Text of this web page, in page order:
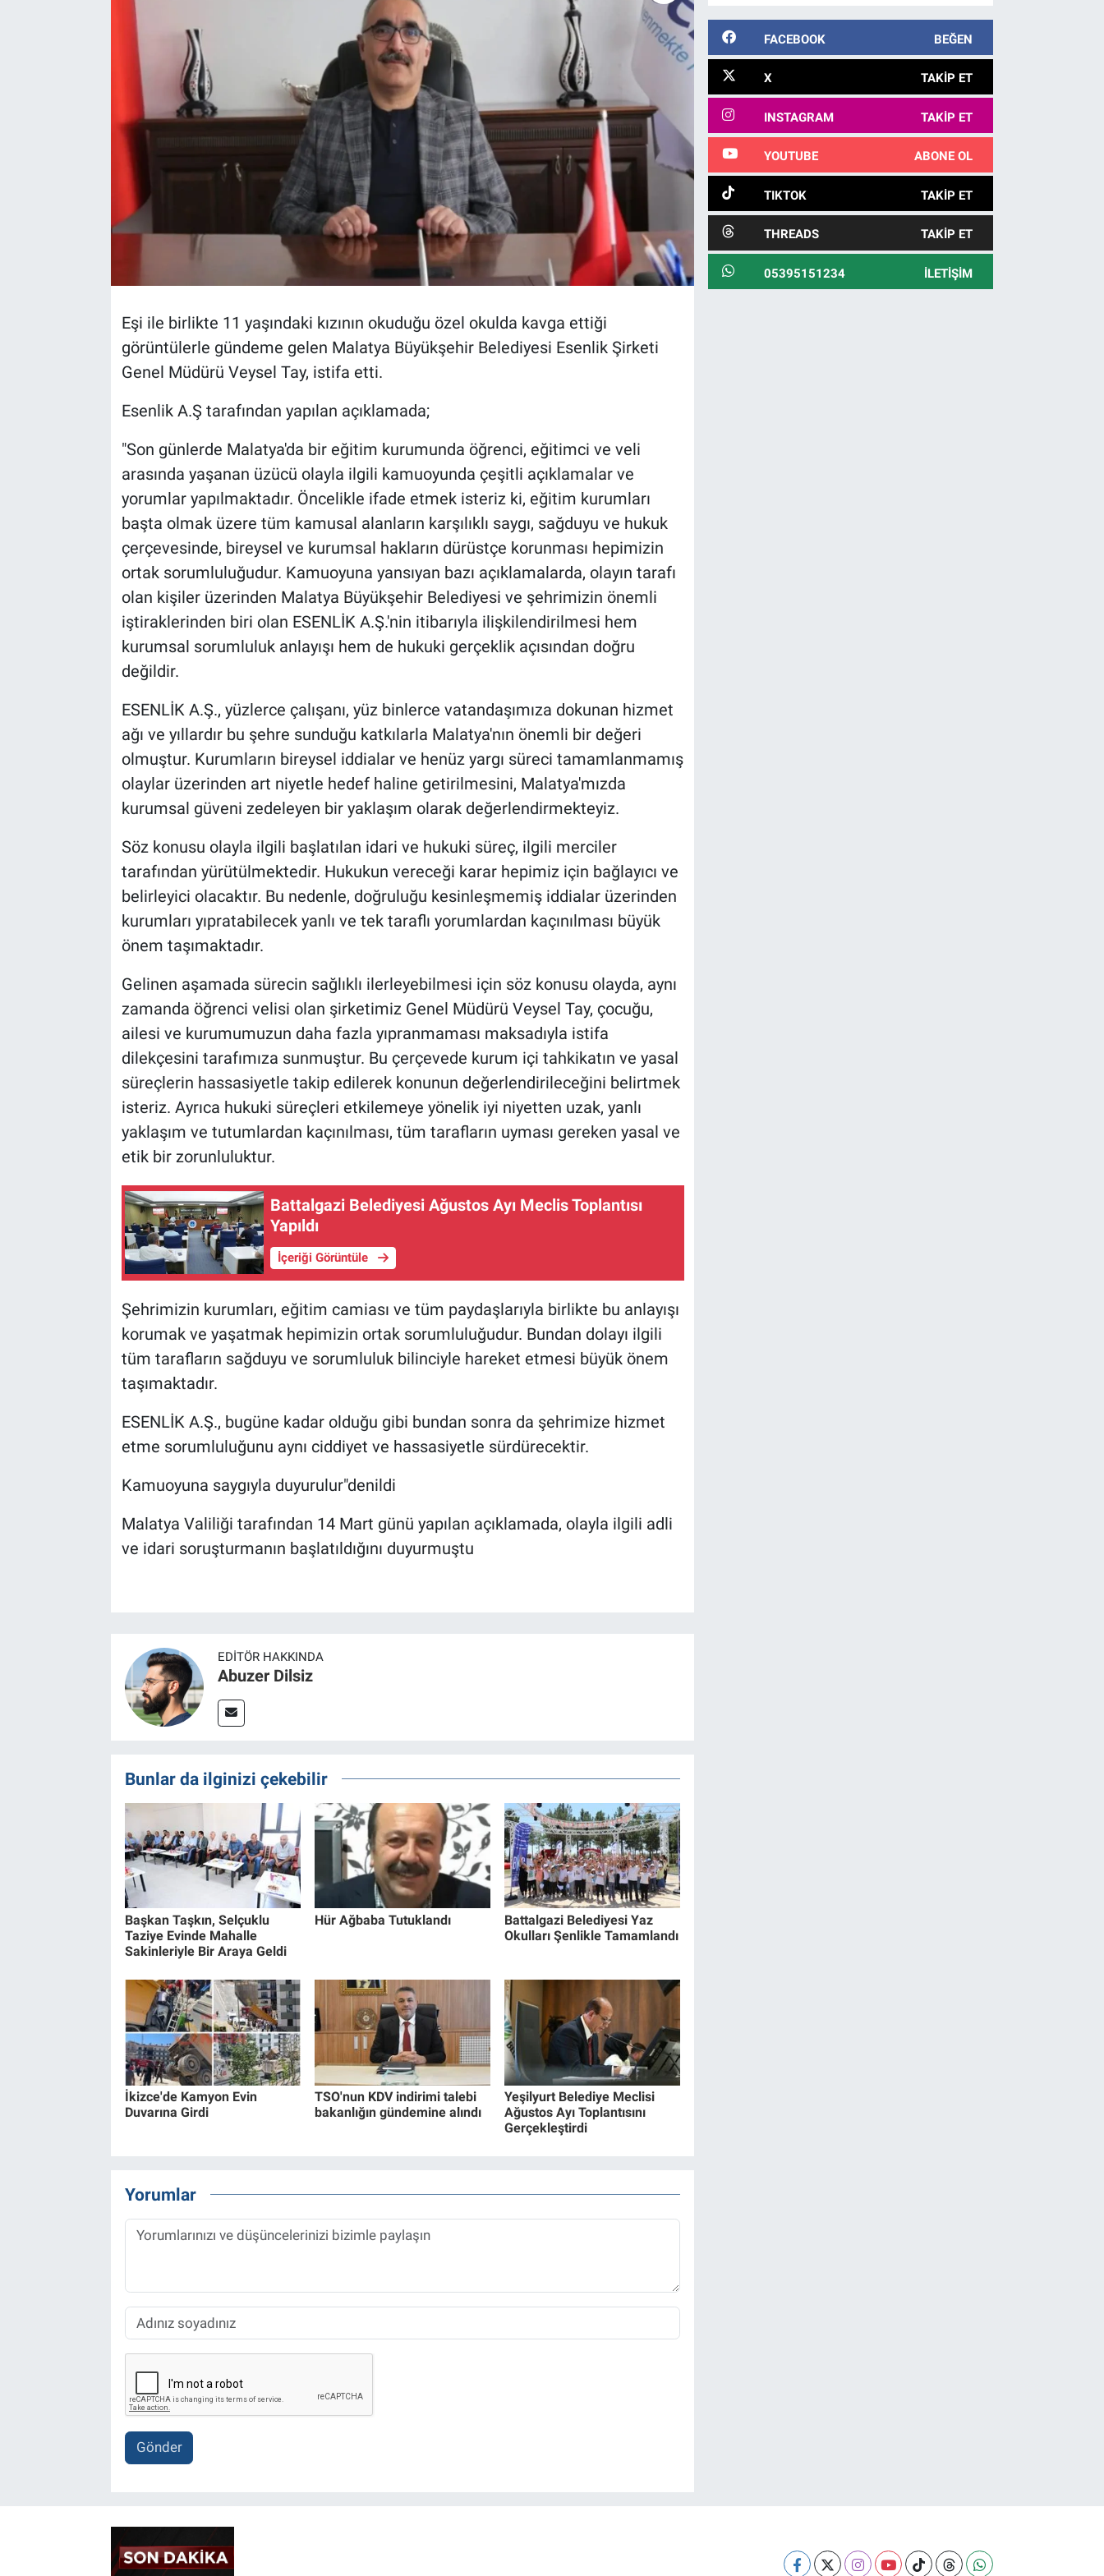
Eşi ile birlikte 11 yaşındaki kızının okuduğu özel okulda kavga ettiği
görüntülerle gündeme gelen Malatya Büyükşehir Belediyesi Esenlik Şirketi
Genel Müdürü Veysel Tay, istifa etti.
Esenlik A.Ş tarafından yapılan açıklamada;
"Son günlerde Malatya'da bir eğitim kurumunda öğrenci, eğitimci ve veli
arasında yaşanan üzücü olayla ilgili kamuoyunda çeşitli açıklamalar ve
yorumlar yapılmaktadır. Öncelikle ifade etmek isteriz ki, eğitim kurumları
başta olmak üzere tüm kamusal alanların karşılıklı saygı, sağduyu ve hukuk
çerçevesinde, bireysel ve kurumsal hakların dürüstçe korunması hepimizin
ortak sorumluluğudur. Kamuoyuna yansıyan bazı açıklamalarda, olayın tarafı
olan kişiler üzerinden Malatya Büyükşehir Belediyesi ve şehrimizin önemli
iştiraklerinden biri olan ESENLİK A.Ş.'nin itibarıyla ilişkilendirilmesi hem
kurumsal sorumluluk anlayışı hem de hukuki gerçeklik açısından doğru
değildir.
ESENLİK A.Ş., yüzlerce çalışanı, yüz binlerce vatandaşımıza dokunan hizmet
ağı ve yıllardır bu şehre sunduğu katkılarla Malatya'nın önemli bir değeri
olmuştur. Kurumların bireysel iddialar ve henüz yargı süreci tamamlanmamış
olaylar üzerinden art niyetle hedef haline getirilmesini, Malatya'mızda
kurumsal güveni zedeleyen bir yaklaşım olarak değerlendirmekteyiz.
Söz konusu olayla ilgili başlatılan idari ve hukuki süreç, ilgili merciler
tarafından yürütülmektedir. Hukukun vereceği karar hepimiz için bağlayıcı ve
belirleyici olacaktır. Bu nedenle, doğruluğu kesinleşmemiş iddialar üzerinden
kurumları yıpratabilecek yanlı ve tek taraflı yorumlardan kaçınılması büyük
önem taşımaktadır.
Gelinen aşamada sürecin sağlıklı ilerleyebilmesi için söz konusu olayda, aynı
zamanda öğrenci velisi olan şirketimiz Genel Müdürü Veysel Tay, çocuğu,
ailesi ve kurumumuzun daha fazla yıpranmaması maksadıyla istifa
dilekçesini tarafımıza sunmuştur. Bu çerçevede kurum içi tahkikatın ve yasal
süreçlerin hassasiyetle takip edilerek konunun değerlendirileceğini belirtmek
isteriz. Ayrıca hukuki süreçleri etkilemeye yönelik iyi niyetten uzak, yanlı
yaklaşım ve tutumlardan kaçınılması, tüm tarafların uyması gereken yasal ve
etik bir zorunluluktur.
Battalgazi Belediyesi Ağustos Ayı Meclis Toplantısı
Yapıldı
İçeriği Görüntüle
Şehrimizin kurumları, eğitim camiası ve tüm paydaşlarıyla birlikte bu anlayışı
korumak ve yaşatmak hepimizin ortak sorumluluğudur. Bundan dolayı ilgili
tüm tarafların sağduyu ve sorumluluk bilinciyle hareket etmesi büyük önem
taşımaktadır.
ESENLİK A.Ş., bugüne kadar olduğu gibi bundan sonra da şehrimize hizmet
etme sorumluluğunu aynı ciddiyet ve hassasiyetle sürdürecektir.
Kamuoyuna saygıyla duyurulur"denildi
Malatya Valiliği tarafından 14 Mart günü yapılan açıklamada, olayla ilgili adli
ve idari soruşturmanın başlatıldığını duyurmuştu
EDITÖR HAKKINDA
Abuzer Dilsiz
Bunlar da ilginizi çekebilir
Başkan Taşkın, Selçuklu
Taziye Evinde Mahalle
Sakinleriyle Bir Araya Geldi
Hür Ağbaba Tutuklandı
Battalgazi Belediyesi Yaz
Okulları Şenlikle Tamamlandı
İkizce'de Kamyon Evin
Duvarına Girdi
TSO'nun KDV indirimi talebi
bakanlığın gündemine alındı
Yeşilyurt Belediye Meclisi
Ağustos Ayı Toplantısını
Gerçekleştirdi
Yorumlar
Gönder
FACEBOOK BEĞEN
X TAKIP ET
INSTAGRAM TAKIP ET
YOUTUBE ABONE OL
TIKTOK TAKIP ET
THREADS TAKIP ET
05395151234 İLETIŞIM